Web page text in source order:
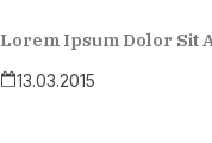
Lorem Ipsum Dolor Sit
13.03.2015